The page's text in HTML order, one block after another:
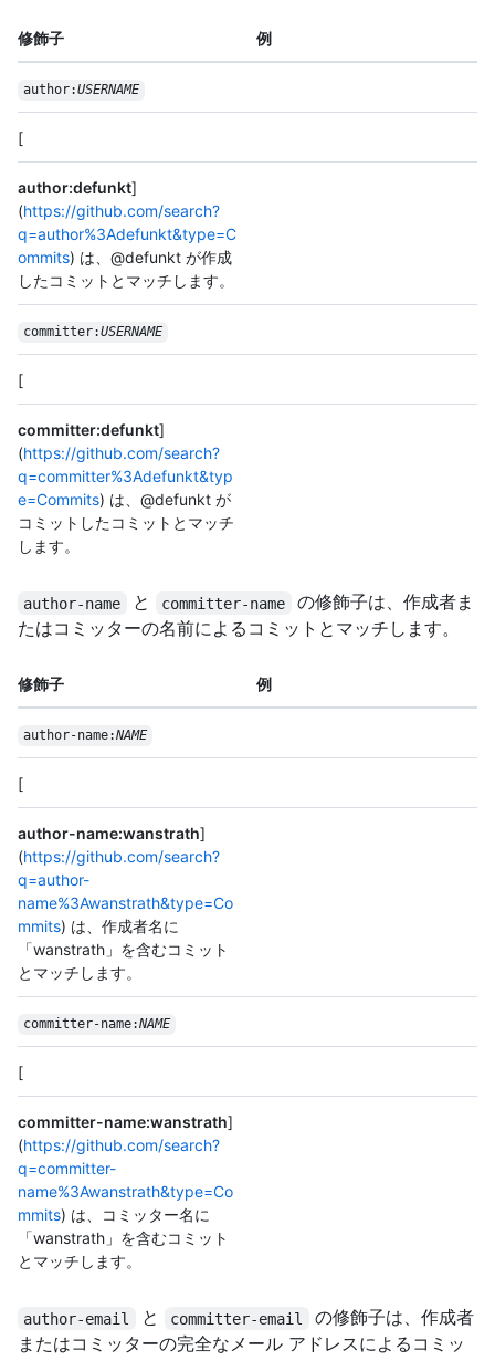
修飾子 例
author:USERNAME
[
author:defunkt]
(https://github.com/search?
q=author%3Adefunkt&type=C
ommits) は、@defunkt が作成
したコミットとマッチします。
committer:USERNAME
[
committer:defunkt]
(https://github.com/search?
q=committer%3Adefunkt&typ
e=Commits) は、@defunkt が
コミットしたコミットとマッチ
します。
author-name と committer-name
の修飾子は、作成者ま
たはコミッターの名前によるコミットとマッチします。
修飾子 例
author-name:NAME
[
author-name:wanstrath]
(https://github.com/search?
q=author-
name%3Awanstrath&type=Co
mmits) は、作成者名に
「wanstrath」を含むコミット
とマッチします。
committer-name:NAME
[
committer-name:wanstrath]
(https://github.com/search?
q=committer-
name%3Awanstrath&type=Co
mmits) は、コミッター名に
「wanstrath」を含むコミット
とマッチします。
author-email と committer-email
の修飾子は、作成者
またはコミッターの完全なメール アドレスによるコミッ